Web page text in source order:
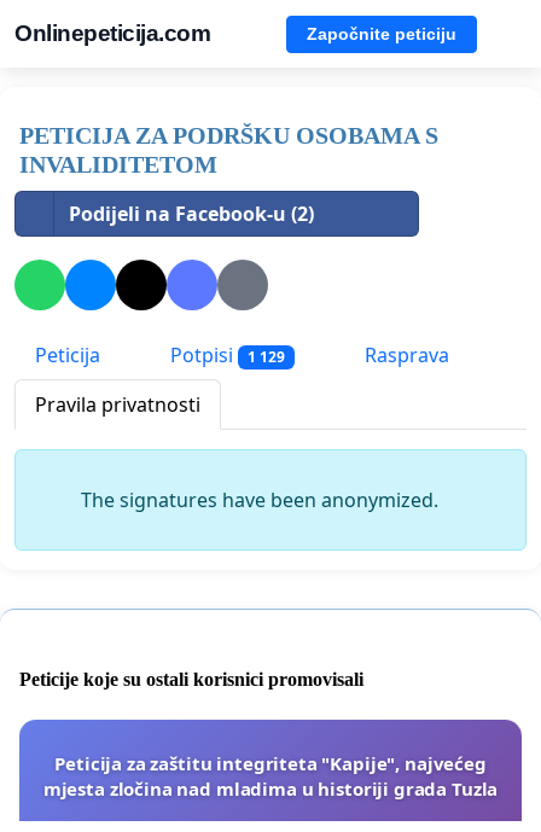
Onlinepeticija.com Započnite peticiju
PETICIJA ZA PODRŠKU OSOBAMA S
INVALIDITETOM
Podijeli na Facebook-u (2)
Peticija Potpisi 1 129
Rasprava
Pravila privatnosti
The signatures have been anonymized.
Peticije koje su ostali korisnici promovisali
Peticija za zaštitu integriteta "Kapije", najvećeg
mjesta zločina nad mladima u historiji grada Tuzla